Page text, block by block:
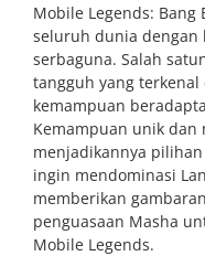
Mobile Legends:
seluruh dunia dengan
serbaguna. Salah
tangguh yang terkenal
kemampuan
Kemampuan unik dan
menjadikannya
ingin mendominasi
memberikan
penguasaan Masha
Mobile Legends.